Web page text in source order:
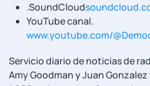
.SoundCloud
YouTube canal.
www.youtube.com/
Servicio diario de noticias de
Amy Goodman y Juan